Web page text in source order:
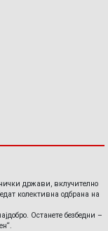
држави, вклучително
колективна одбрана на
Останете безбедни –